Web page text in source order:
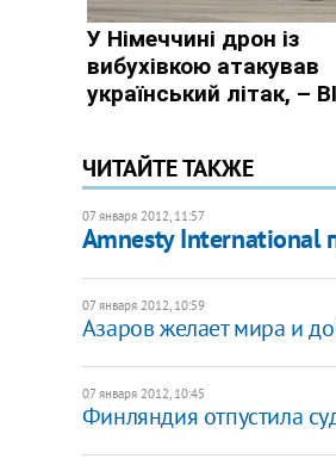
ЧИТАЙТЕ ТАКЖЕ
07 января 2012, 11:57
Amnesty International
07 января 2012, 10:59
Азаров желает мира и
07 января 2012, 10:45
Финляндия отпустила